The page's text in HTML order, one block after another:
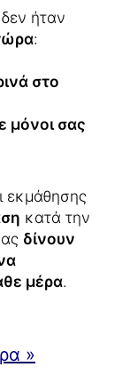
ήταν
:
στο
μόνοι σας
εκμάθησης
κατά την
δίνουν
μέρα.
»